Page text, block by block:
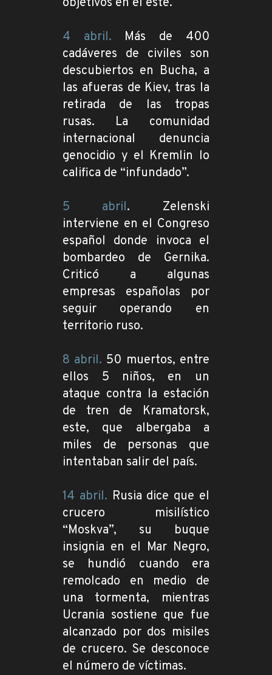
4 abril. Más de 400
cadáveres de civiles son
descubiertos en Bucha, a
las afueras de Kiev, tras la
retirada de las tropas
rusas. La comunidad
internacional denuncia
genocidio y el Kremlin lo
califica de “infundado”.
5 abril. Zelenski
interviene en el Congreso
español donde invoca el
bombardeo de Gernika.
Criticó a algunas
empresas españolas por
seguir operando en
territorio ruso.
8 abril. 50 muertos, entre
ellos 5 niños, en un
ataque contra la estación
de tren de Kramatorsk,
este, que albergaba a
miles de personas que
intentaban salir del país.
14 abril. Rusia dice que el
crucero misilístico
“Moskva”, su buque
insignia en el Mar Negro,
se hundió cuando era
remolcado en medio de
una tormenta, mientras
Ucrania sostiene que fue
alcanzado por dos misiles
de crucero. Se desconoce
el número de víctimas.